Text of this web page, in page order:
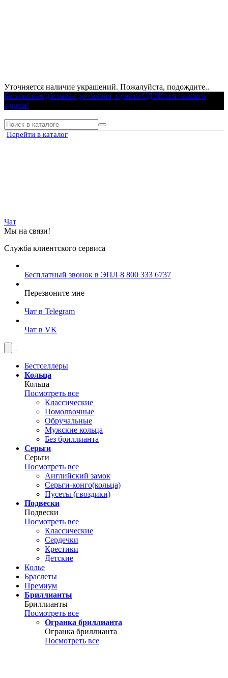
Уточняется наличие украшений. Пожалуйста, подождите..
Бесплатная доставка до салона, пункта СДЭК или вашего
адреса!
Перейти в каталог
Чат
Мы на связи!
Служба клиентского сервиса
Бесплатный звонок в ЭПЛ 8 800 333 6737
Перезвоните мне
Чат в Telegram
Чат в VK
Бестселлеры
Кольца
Кольца
Посмотреть все
Классические
Помолвочные
Обручальные
Мужские кольца
Без бриллианта
Серьги
Серьги
Посмотреть все
Английский замок
Серьги-конго(кольца)
Пусеты (гвоздики)
Подвески
Подвески
Посмотреть все
Классические
Сердечки
Крестики
Детские
Колье
Браслеты
Премиум
Бриллианты
Бриллианты
Посмотреть все
Огранка бриллианта
Огранка бриллианта
Посмотреть все